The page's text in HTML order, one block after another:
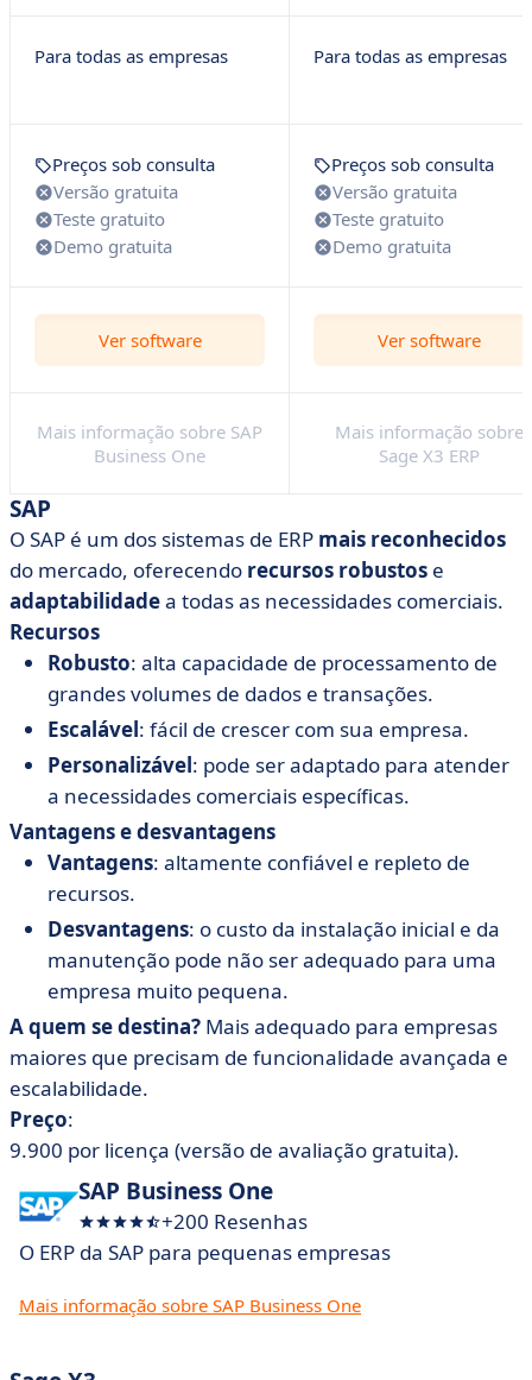
Para todas as empresas Para todas as empresas
Preços sob consulta
Versão gratuita
Teste gratuito
Demo gratuita
Preços sob consulta
Versão gratuita
Teste gratuito
Demo gratuita
Ver software Ver software
Mais informação sobre SAP
Business One
Mais informação sobre
Sage X3 ERP
SAP
O SAP é um dos sistemas de ERP mais reconhecidos
do mercado, oferecendo recursos robustos e
adaptabilidadea todas as necessidades comerciais.
Recursos
Robusto: alta capacidade de processamento de
grandes volumes de dados e transações.
Escalável: fácil de crescer com sua empresa.
Personalizável: pode ser adaptado para atender
a necessidades comerciais específicas.
Vantagens e desvantagens
Vantagens: altamente confiável e repleto de
recursos.
Desvantagens: o custo da instalação inicial e da
manutenção pode não ser adequado para uma
empresa muito pequena.
A quem se destina? Mais adequado para empresas
maiores que precisam de funcionalidade avançada e
escalabilidade.
Preço:
9.900 por licença (versão de avaliação gratuita).
SAP Business One
+200 Resenhas
O ERP da SAP para pequenas empresas
Mais informação sobre SAP Business One